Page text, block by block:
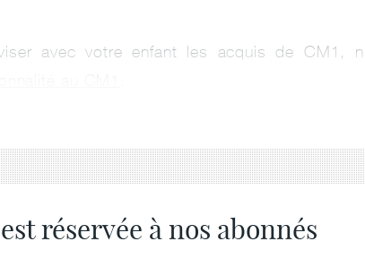
avec votre enfant les acquis de CM1,
réservée à nos abonnés